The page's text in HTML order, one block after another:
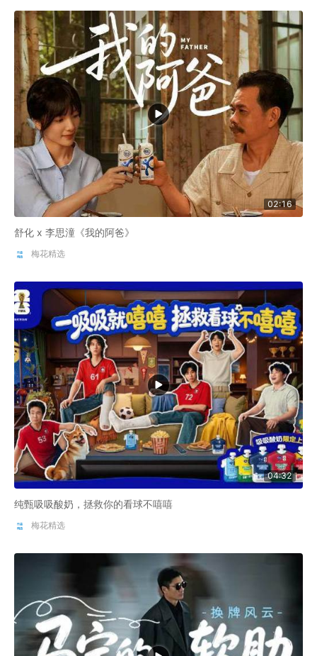
02:16
舒化 x 李思潼《我的阿爸》
梅花精选
04:32
纯甄吸吸酸奶，拯救你的看球不嘻嘻
梅花精选